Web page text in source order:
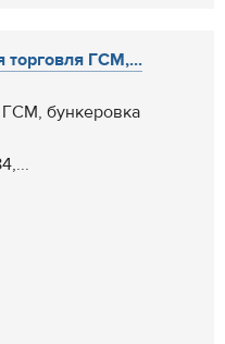
ГСМ,...
бункеровка